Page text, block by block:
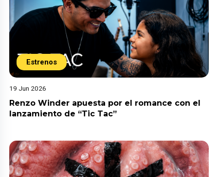
Estrenos
19 Jun 2026
Renzo Winder apuesta por el romance con el
lanzamiento de “Tic Tac”